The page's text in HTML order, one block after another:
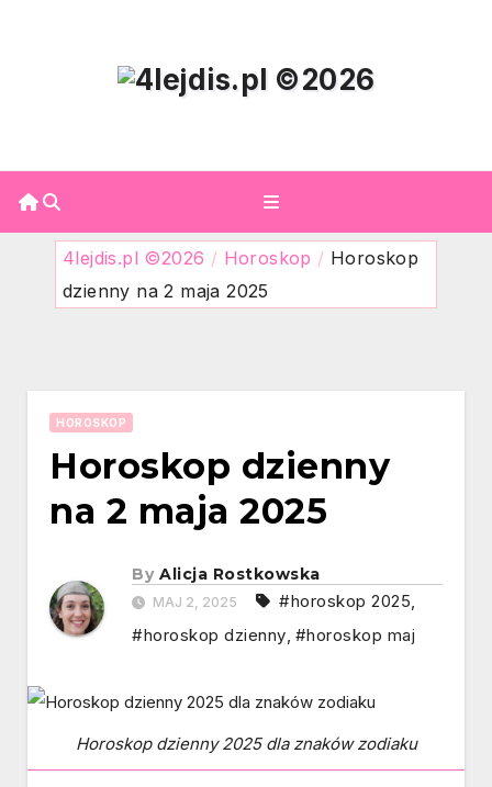
4lejdis.pl ©2026 / Horoskop / Horoskop
dzienny na 2 maja 2025
HOROSKOP
Horoskop dzienny
na 2 maja 2025
By Alicja Rostkowska
MAJ 2, 2025 #horoskop 2025,
#horoskop dzienny, #horoskop maj
Horoskop dzienny 2025 dla znaków zodiaku